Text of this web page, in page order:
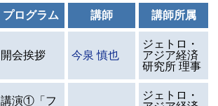
プログラム 講師 講師所属
開会挨拶 今泉 慎也
ジェトロ・
アジア経済
研究所 理事
講演①「フ
ジェトロ・